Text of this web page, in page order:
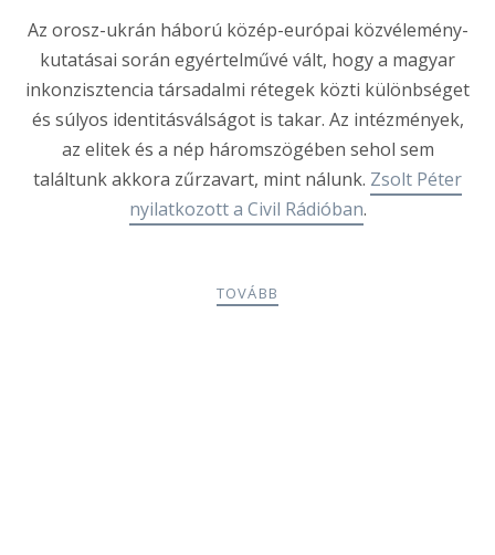
Az orosz-ukrán háború közép-európai közvélemény-
kutatásai során egyértelművé vált, hogy a magyar
inkonzisztencia társadalmi rétegek közti különbséget
és súlyos identitásválságot is takar. Az intézmények,
az elitek és a nép háromszögében sehol sem
találtunk akkora zűrzavart, mint nálunk. Zsolt Péter
nyilatkozott a Civil Rádióban.
TOVÁBB